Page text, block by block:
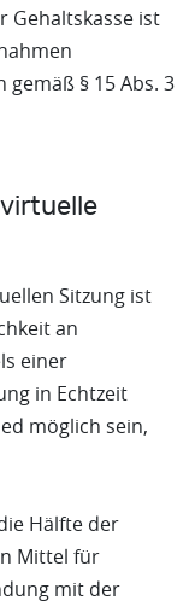
Gehaltskasse ist
§ 15 Abs. 3
Sitzung ist
an
einer
in Echtzeit
möglich sein,
Hälfte der
Mittel für
mit der